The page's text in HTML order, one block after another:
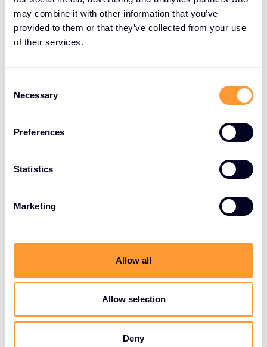
may combine it with other information that you’ve
provided to them or that they’ve collected from your use
of their services.
Necessary
Preferences
Statistics
Marketing
Allow all
Allow selection
Deny
“Resellers profiteren ook van de
strategische integratie tussen Zero
Zero Networks koppelt aan de next-
Alto Networks. „Deze combinatie stelt
truststrategieën efficiënt te
schaalbaar en intelligent te
Management Associates (EMA) gaf 96% van de
respondenten aan dat microsegmentatie ‘uiterst’
of ‘zeer belangrijk’ is voor cyberverdediging—een